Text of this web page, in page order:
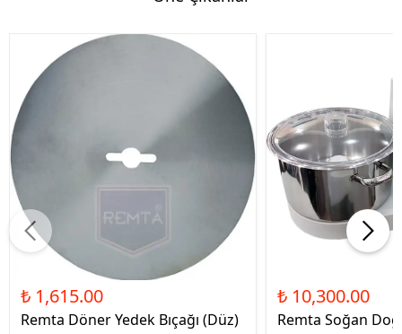
₺ 1,615.00
Remta Döner Yedek Bıçağı (Düz)
₺ 10,300.00
Remta Soğan